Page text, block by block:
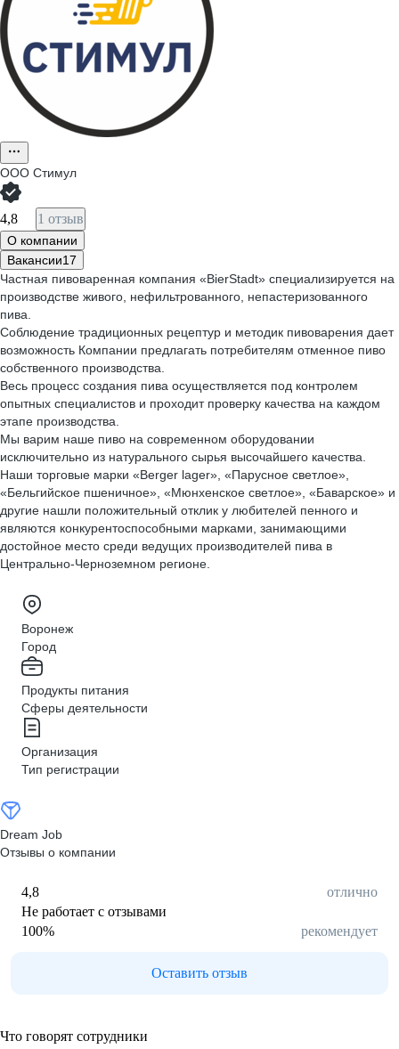
ООО Стимул
4,8 1 отзыв
О компании
Вакансии17
Частная пивоваренная компания «BierStadt» специализируется на
производстве живого, нефильтрованного, непастеризованного
пива.
Соблюдение традиционных рецептур и методик пивоварения дает
возможность Компании предлагать потребителям отменное пиво
собственного производства.
Весь процесс создания пива осуществляется под контролем
опытных специалистов и проходит проверку качества на каждом
этапе производства.
Мы варим наше пиво на современном оборудовании
исключительно из натурального сырья высочайшего качества.
Наши торговые марки «Berger lager», «Парусное светлое»,
«Бельгийское пшеничное», «Мюнхенское светлое», «Баварское» и
другие нашли положительный отклик у любителей пенного и
являются конкурентоспособными марками, занимающими
достойное место среди ведущих производителей пива в
Центрально-Черноземном регионе.
Воронеж
Город
Продукты питания
Сферы деятельности
Организация
Тип регистрации
Dream Job
Отзывы о компании
4,8
отлично
Не работает с отзывами
100% рекомендует
Оставить отзыв
Что говорят сотрудники